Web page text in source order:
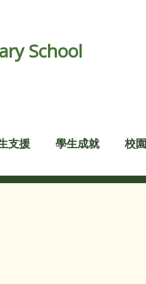
School
支援 學生成就 校